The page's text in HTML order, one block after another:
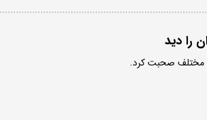
را دید
مختلف صحبت کرد.